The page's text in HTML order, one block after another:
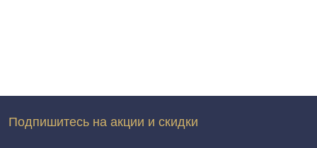
Подпишитесь на акции и скидки